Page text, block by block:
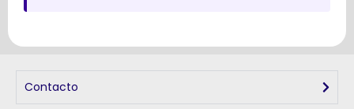
Contacto